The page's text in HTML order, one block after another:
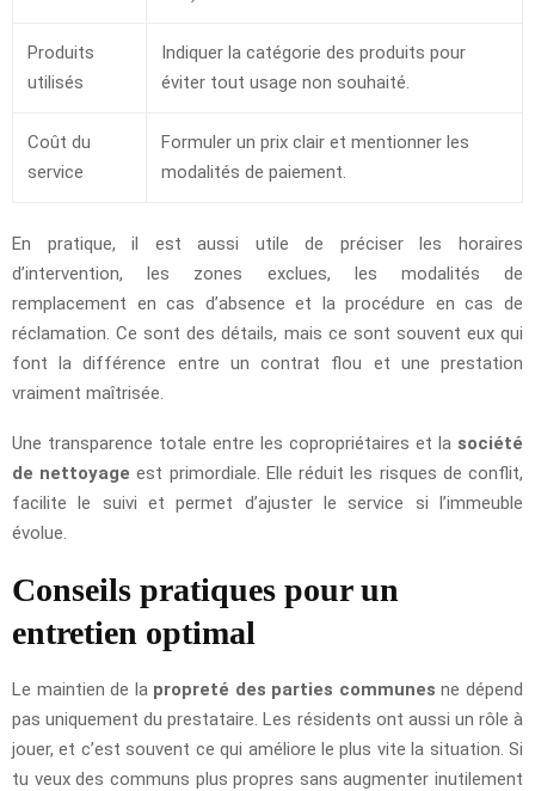
Produits
utilisés
Indiquer la catégorie des produits pour
éviter tout usage non souhaité.
Coût du
service
Formuler un prix clair et mentionner les
modalités de paiement.
En pratique, il est aussi utile de préciser les horaires
d’intervention, les zones exclues, les modalités de
remplacement en cas d’absence et la procédure en cas de
réclamation. Ce sont des détails, mais ce sont souvent eux qui
font la différence entre un contrat flou et une prestation
vraiment maîtrisée.
Une transparence totale entre les copropriétaires et la société
de nettoyage est primordiale. Elle réduit les risques de conflit,
facilite le suivi et permet d’ajuster le service si l’immeuble
évolue.
Conseils pratiques pour un
entretien optimal
Le maintien de la propreté des parties communes ne dépend
pas uniquement du prestataire. Les résidents ont aussi un rôle à
jouer, et c’est souvent ce qui améliore le plus vite la situation. Si
tu veux des communs plus propres sans augmenter inutilement